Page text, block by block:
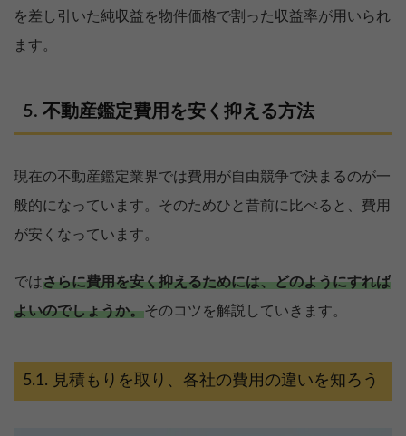
を差し引いた純収益を物件価格で割った収益率が用いられ
ます。
不動産鑑定費用を安く抑える方法
現在の不動産鑑定業界では費用が自由競争で決まるのが一
般的になっています。そのためひと昔前に比べると、費用
が安くなっています。
ではさらに費用を安く抑えるためには、どのようにすれば
よいのでしょうか。そのコツを解説していきます。
見積もりを取り、各社の費用の違いを知ろう